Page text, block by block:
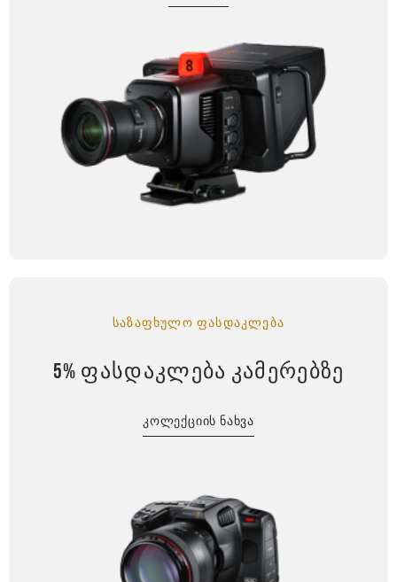
ᲡᲐᲖᲐᲤᲮᲣᲚᲝ ᲤᲐᲡᲓᲐᲙᲚᲔᲑᲐ
5% ᲤᲐᲡᲓᲐᲙᲚᲔᲑᲐ ᲙᲐᲛᲔᲠᲔᲑᲖᲔ
ᲙᲝᲚᲔᲥᲪᲘᲘᲡ ᲜᲐᲮᲕᲐ